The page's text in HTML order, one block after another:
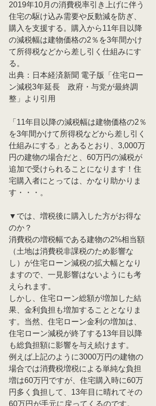
2019年10月の消費税率引き上げに伴う
住宅の駆け込み需要や反動減を防ぎ、
購入を支援する。購入から11年目以降
の減税幅は建物価格の2％を3年間かけ
て所得税などから差し引く仕組みにす
る。
出典：日本経済新聞 電子版「住宅ロー
ン減税3年延長　政府・与党が最終調
整」より引用
「11年目以降の減税幅は建物価格の2％
を3年間かけて所得税などから差し引く
仕組みにする」とあるとおり、3,000万
円の建物の場合だと、60万円の減税が
追加で受けられることになります！住
宅購入者にとっては、かなり助かりま
す・・・。
▼では、増税後に購入した方がお得な
のか？
消費税の増税幅である建物の2%相当額
（土地は消費税非課税のため影響な
し）が住宅ローン減税の拡大幅となり
ますので、一見影響はないようにも考
えられます。
しかし、住宅ローン総額が増加した結
果、金利負担も増加することとなりま
す。当然、住宅ローン金利の増加は、
住宅ローン減税が終了する13年目以降
も総負担額に影響を与え続けます。
例えば上記のように3000万円の建物の
場合では消費税増税による単純な負担
増は60万円ですが、住宅購入時に60万
円多く負担して、13年目に晴れてその
60万円が手元に戻ってくるのです。